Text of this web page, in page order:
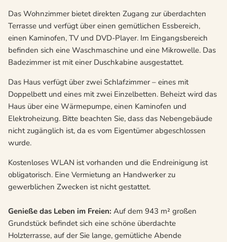
Das Wohnzimmer bietet direkten Zugang zur überdachten
Terrasse und verfügt über einen gemütlichen Essbereich,
einen Kaminofen, TV und DVD-Player. Im Eingangsbereich
befinden sich eine Waschmaschine und eine Mikrowelle. Das
Badezimmer ist mit einer Duschkabine ausgestattet.
Das Haus verfügt über zwei Schlafzimmer – eines mit
Doppelbett und eines mit zwei Einzelbetten. Beheizt wird das
Haus über eine Wärmepumpe, einen Kaminofen und
Elektroheizung. Bitte beachten Sie, dass das Nebengebäude
nicht zugänglich ist, da es vom Eigentümer abgeschlossen
wurde.
Kostenloses WLAN ist vorhanden und die Endreinigung ist
obligatorisch. Eine Vermietung an Handwerker zu
gewerblichen Zwecken ist nicht gestattet.
Genieße das Leben im Freien: Auf dem 943 m² großen
Grundstück befindet sich eine schöne überdachte
Holzterrasse, auf der Sie lange, gemütliche Abende